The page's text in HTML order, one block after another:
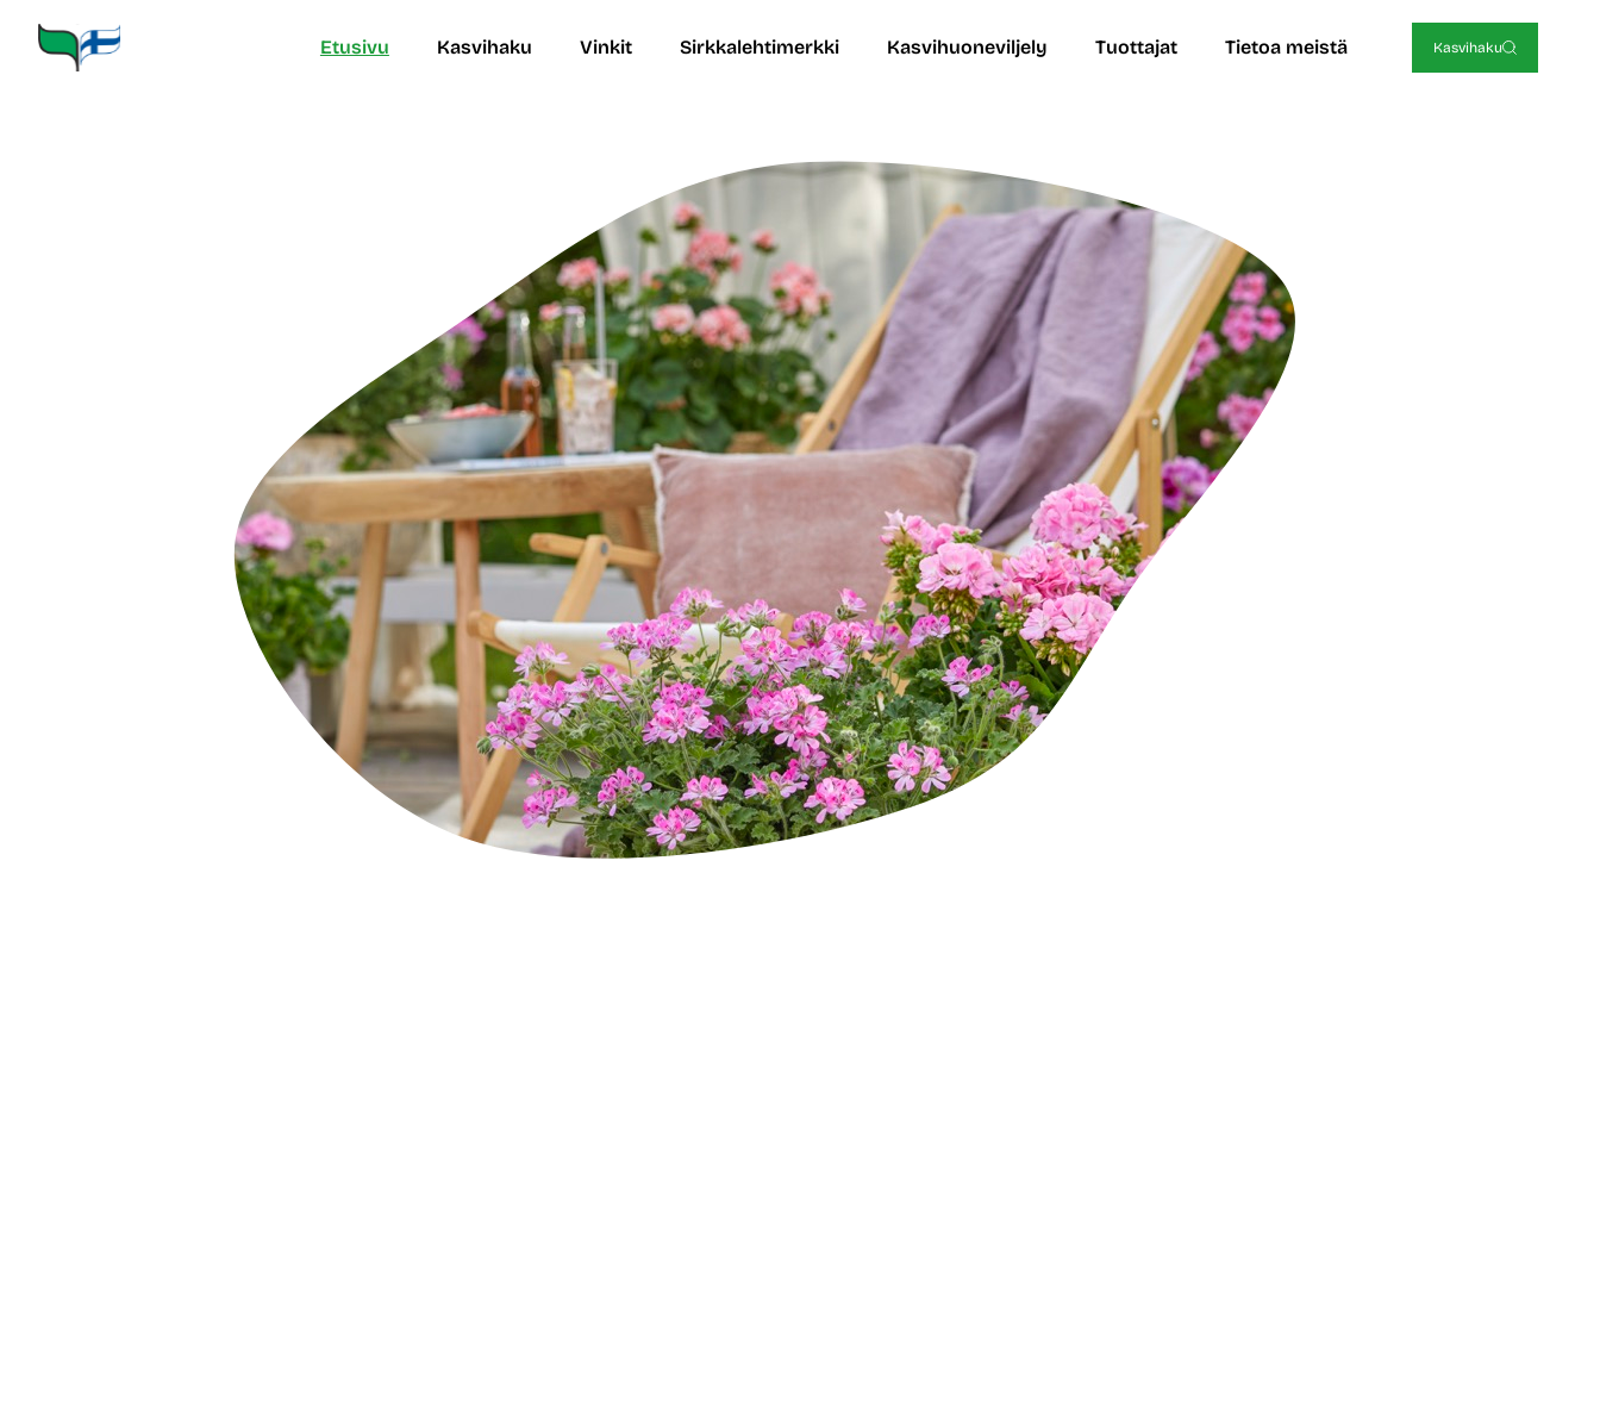
sisältöön
Etusivu Kasvihaku Vinkit Sirkkalehtimerkki Kasvihuoneviljely Tuottajat Tietoa meistä Kasvihaku